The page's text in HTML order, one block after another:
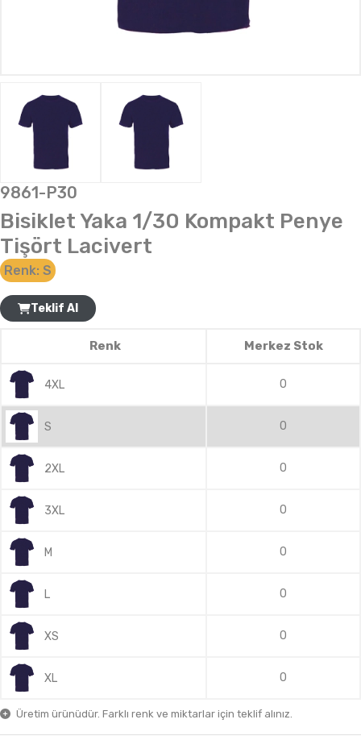
9861-P30
Bisiklet Yaka 1/30 Kompakt Penye
Tişört Lacivert
Renk: S
Teklif Al
Renk Merkez Stok
4XL 0
S 0
2XL 0
3XL 0
M 0
L 0
XS 0
XL 0
Üretim ürünüdür. Farklı renk ve miktarlar için teklif alınız.